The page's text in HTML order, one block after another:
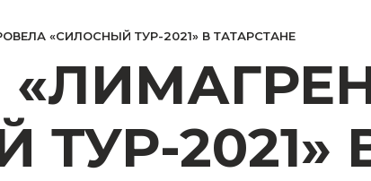
«СИЛОСНЫЙ ТУР-2021» В ТАТАРСТАНЕ
2021»